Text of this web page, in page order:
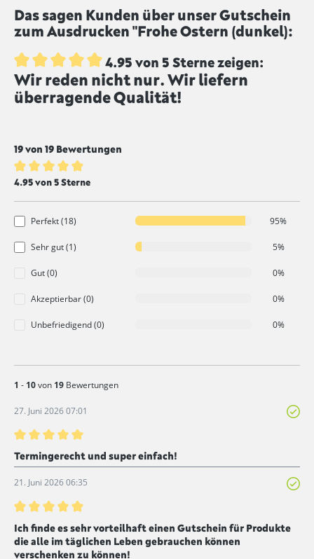
Das sagen Kunden über unser Gutschein
zum Ausdrucken "Frohe Ostern (dunkel):
Durchschnittliche Bewertung von 4.9 von 5 Sternen
4.95 von 5 Sterne zeigen:
Wir reden nicht nur. Wir liefern
überragende Qualität!
19 von 19 Bewertungen
Durchschnittliche Bewertung von 4.9 von 5 Sternen
4.95 von 5 Sterne
Perfekt (18) 95%
Sehr gut (1) 5%
Gut (0) 0%
Akzeptierbar (0) 0%
Unbefriedigend (0) 0%
1 - 10von 19 Bewertungen
27. Juni 2026 07:01
Bewertung mit 5 von 5 Sternen
Termingerecht und super einfach!
21. Juni 2026 06:35
Bewertung mit 5 von 5 Sternen
Ich finde es sehr vorteilhaft einen Gutschein für Produkte
die alle im täglichen Leben gebrauchen können
verschenken zu können!